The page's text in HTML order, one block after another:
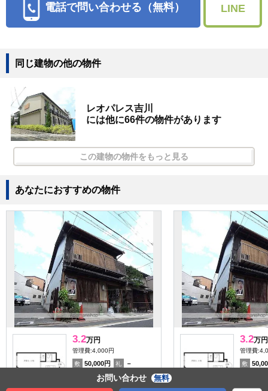
電話で問い合わせる（無料） LINE
同じ建物の他の物件
レオパレス吉川
には他に66件の物件があります
この建物の物件をもっと見る
あなたにおすすめの物件
3.2万円
管理費:4,000円
敷 50,000円 礼
－
1K
北野白梅町駅 徒歩20分
3.2万円
管理費
敷
北野白梅
お問い合わせ 無料